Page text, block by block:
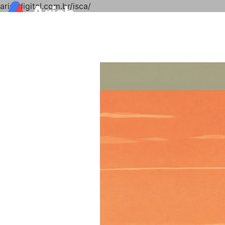
arishdigital.com.br/isca/